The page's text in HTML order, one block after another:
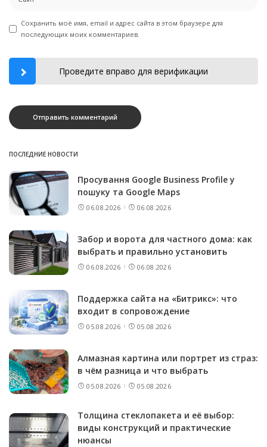
Сохранить моё имя, email и адрес сайта в этом браузере для
последующих моих комментариев.
Проведите вправо для верификации
ПОСЛЕДНИЕ НОВОСТИ
Просування Google Business Profile у
пошуку та Google Maps
06.08.2026 06.08.2026
Забор и ворота для частного дома: как
выбрать и правильно установить
06.08.2026 06.08.2026
Поддержка сайта на «Битрикс»: что
входит в сопровождение
05.08.2026 05.08.2026
Алмазная картина или портрет из страз:
в чём разница и что выбрать
05.08.2026 05.08.2026
Толщина стеклопакета и её выбор:
виды конструкций и практические
нюансы